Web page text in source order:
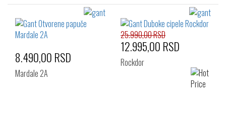
8.490,00 RSD
Mardale 2A
25.990,00 RSD
12.995,00 RSD
Rockdor